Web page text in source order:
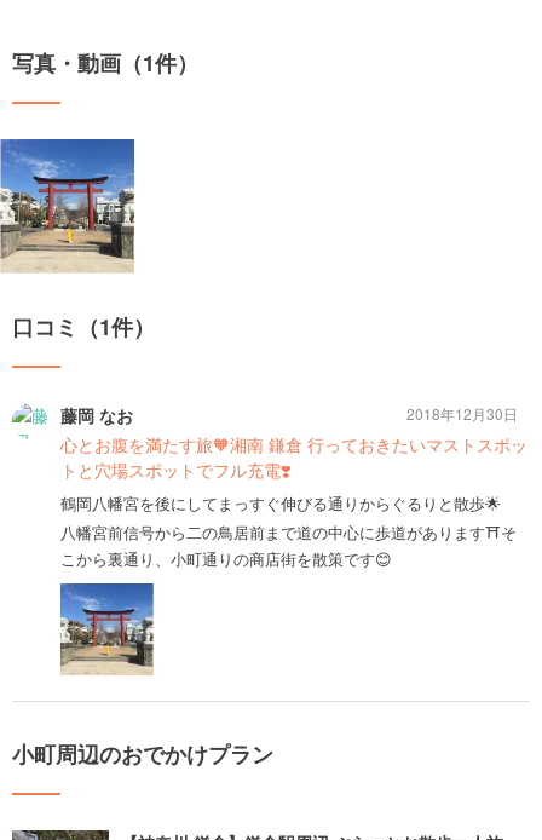
写真・動画（1件）
口コミ（1件）
藤岡 なお
心とお腹を満たす旅🧡湘南 鎌倉 行っておきたいマストスポッ
トと穴場スポットでフル充電❣️
鶴岡八幡宮を後にしてまっすぐ伸びる通りからぐるりと散歩🌟
八幡宮前信号から二の鳥居前まで道の中心に歩道があります⛩そ
こから裏通り、小町通りの商店街を散策です😊
2018年12月30日
小町周辺のおでかけプラン